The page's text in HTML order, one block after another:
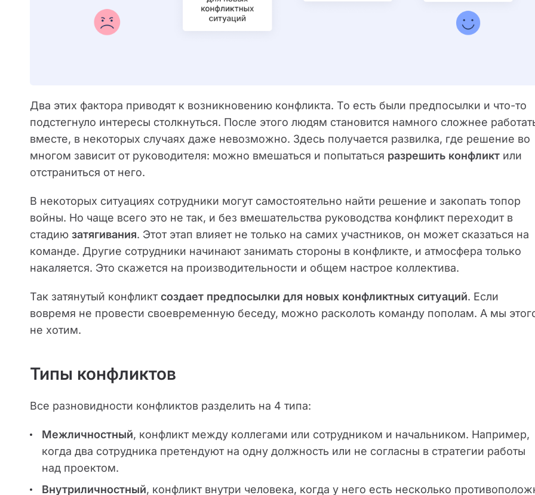
Два этих фактора приводят к возникновению конфликта. То есть были предпосылки и что-то
подстегнуло интересы столкнуться. После этого людям становится намного сложнее
вместе, в некоторых случаях даже невозможно. Здесь получается развилка, где решение во
многом зависит от руководителя: можно вмешаться и попытаться разрешить конфликт или
отстраниться от него.
В некоторых ситуациях сотрудники могут самостоятельно найти решение и закопать топор
войны. Но чаще всего это не так, и без вмешательства руководства конфликт переходит в
стадию затягивания. Этот этап влияет не только на самих участников, он может сказаться на
команде. Другие сотрудники начинают занимать стороны в конфликте, и атмосфера только
накаляется. Это скажется на производительности и общем настрое коллектива.
Так затянутый конфликтсоздает предпосылки для новых конфликтных ситуаций. Если
вовремя не провести своевременную беседу, можно расколоть команду пополам. А мы
не хотим.
Типы конфликтов
Все разновидности конфликтов разделить на 4 типа:
Межличностный, конфликт между коллегами или сотрудником и начальником. Например,
когда два сотрудника претендуют на одну должность или не согласны в стратегии работы
над проектом.
Внутриличностный, конфликт внутри человека, когда у него есть несколько